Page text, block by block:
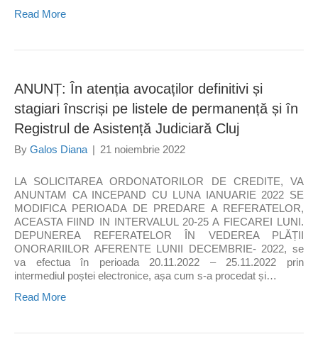
Read More
ANUNȚ: În atenția avocaților definitivi și
stagiari înscriși pe listele de permanență și în
Registrul de Asistență Judiciară Cluj
By Galos Diana | 21 noiembrie 2022
LA SOLICITAREA ORDONATORILOR DE CREDITE, VA
ANUNTAM CA INCEPAND CU LUNA IANUARIE 2022 SE
MODIFICA PERIOADA DE PREDARE A REFERATELOR,
ACEASTA FIIND IN INTERVALUL 20-25 A FIECAREI LUNI.
DEPUNEREA REFERATELOR ÎN VEDEREA PLĂȚII
ONORARIILOR AFERENTE LUNII DECEMBRIE- 2022, se
va efectua în perioada 20.11.2022 – 25.11.2022 prin
intermediul poștei electronice, așa cum s-a procedat și…
Read More